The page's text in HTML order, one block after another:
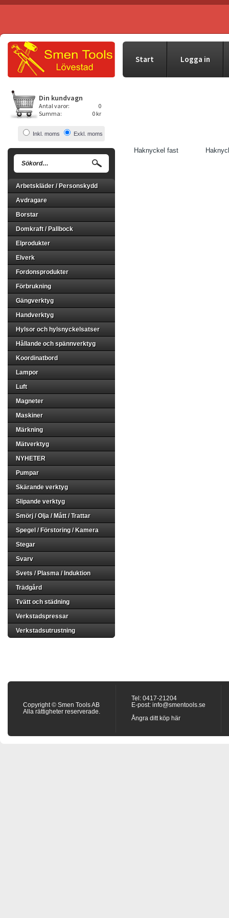
Start Logga in
Din kundvagn
Antal varor:
0
Summa:
0 kr
Inkl. moms Exkl. moms
Arbetskläder / Personskydd
Avdragare
Borstar
Domkraft / Pallbock
Elprodukter
Elverk
Fordonsprodukter
Förbrukning
Gängverktyg
Handverktyg
Hylsor och hylsnyckelsatser
Hållande och spännverktyg
Koordinatbord
Lampor
Luft
Magneter
Maskiner
Märkning
Mätverktyg
NYHETER
Pumpar
Skärande verktyg
Slipande verktyg
Smörj / Olja / Mått / Trattar
Spegel / Förstoring / Kamera
Stegar
Svarv
Svets / Plasma / Induktion
Trädgård
Tvätt och städning
Verkstadspressar
Verkstadsutrustning
Haknyckel fast
Copyright © Smen Tools AB
Alla rättigheter reserverade.
Tel: 0417-21204
E-post: info@smentools.se
Ångra ditt köp här